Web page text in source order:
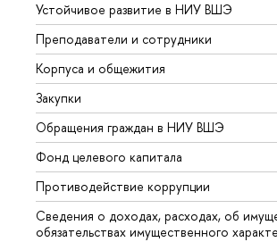
Устойчивое развитие в НИУ ВШЭ
Преподаватели и сотрудники
Корпуса и общежития
Закупки
Обращения граждан в НИУ ВШЭ
Фонд целевого капитала
Противодействие коррупции
Сведения о доходах, расходах, об
обязательствах имущественного